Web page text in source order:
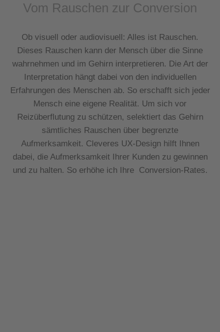
Vom Rauschen zur Conversion
Ob visuell oder audiovisuell: Alles ist Rauschen.
Dieses Rauschen kann der Mensch über die Sinne
wahrnehmen und im Gehirn interpretieren. Die Art der
Interpretation hängt dabei von den individuellen
Erfahrungen des Menschen ab. So erschafft sich jeder
Mensch eine eigene Realität. Um sich vor
Reizüberflutung zu schützen, selektiert das Gehirn
sämtliches Rauschen über begrenzte
Aufmerksamkeit. Cleveres UX-Design hilft Ihnen
dabei, die Aufmerksamkeit Ihrer Kunden zu gewinnen
und zu halten. So erhöhe ich Ihre Conversion-Rates.